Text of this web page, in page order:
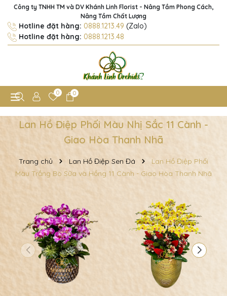
Công ty TNHH TM và DV Khánh Linh Florist - Nâng Tầm Phong Cách,
Nâng Tầm Chất Lượng
Hotline đặt hàng: 0888.1213.49 (Zalo)
Hotline đặt hàng: 0888.1213.48
0 0
Lan Hồ Điệp Phối Màu Nhị Sắc 11 Cành -
Giao Hòa Thanh Nhã
Trang chủ Lan Hồ Điệp Sen Đá
Lan Hồ Điệp Phối
Màu Trắng Bò Sữa và Hồng 11 Cành - Giao Hòa Thanh Nhã